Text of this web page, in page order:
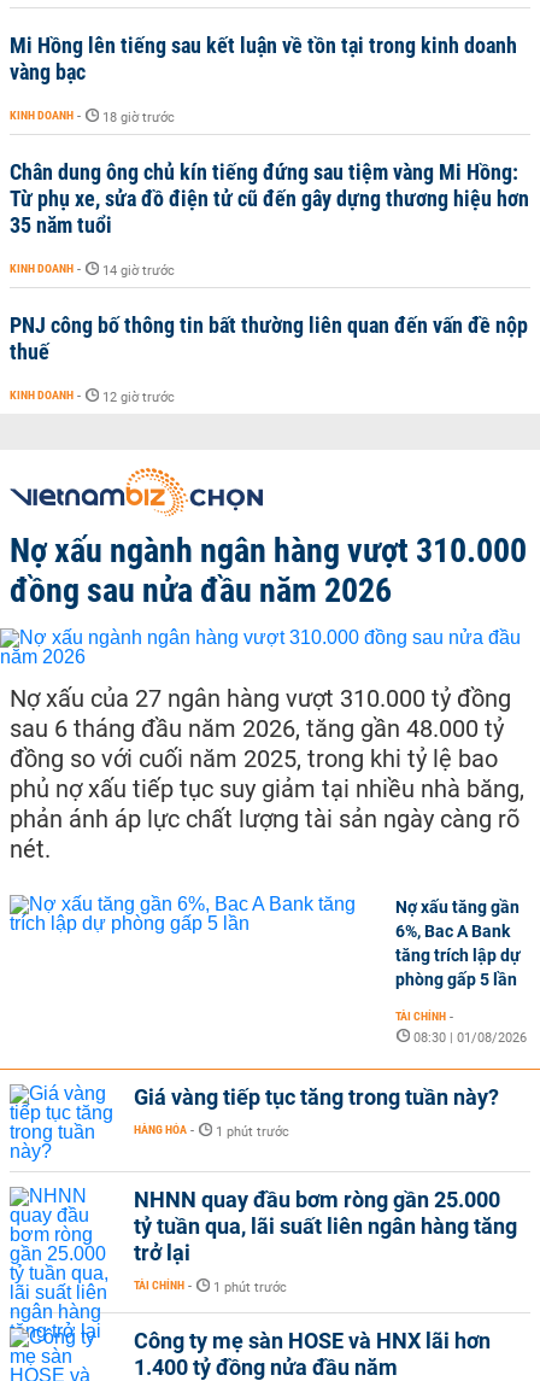
Mi Hồng lên tiếng sau kết luận về tồn tại trong kinh doanh
vàng bạc
KINH DOANH - 18 giờ trước
Chân dung ông chủ kín tiếng đứng sau tiệm vàng Mi Hồng:
Từ phụ xe, sửa đồ điện tử cũ đến gây dựng thương hiệu hơn
35 năm tuổi
KINH DOANH - 14 giờ trước
PNJ công bố thông tin bất thường liên quan đến vấn đề nộp
thuế
KINH DOANH - 12 giờ trước
Nợ xấu ngành ngân hàng vượt 310.000
đồng sau nửa đầu năm 2026
Nợ xấu của 27 ngân hàng vượt 310.000 tỷ đồng
sau 6 tháng đầu năm 2026, tăng gần 48.000 tỷ
đồng so với cuối năm 2025, trong khi tỷ lệ bao
phủ nợ xấu tiếp tục suy giảm tại nhiều nhà băng,
phản ánh áp lực chất lượng tài sản ngày càng rõ
nét.
Nợ xấu tăng gần
6%, Bac A Bank
tăng trích lập dự
phòng gấp 5 lần
TÀI CHÍNH -
08:30 | 01/08/2026
Giá vàng tiếp tục tăng trong tuần này?
HÀNG HÓA - 1 phút trước
NHNN quay đầu bơm ròng gần 25.000
tỷ tuần qua, lãi suất liên ngân hàng tăng
trở lại
TÀI CHÍNH - 1 phút trước
Công ty mẹ sàn HOSE và HNX lãi hơn
1.400 tỷ đồng nửa đầu năm